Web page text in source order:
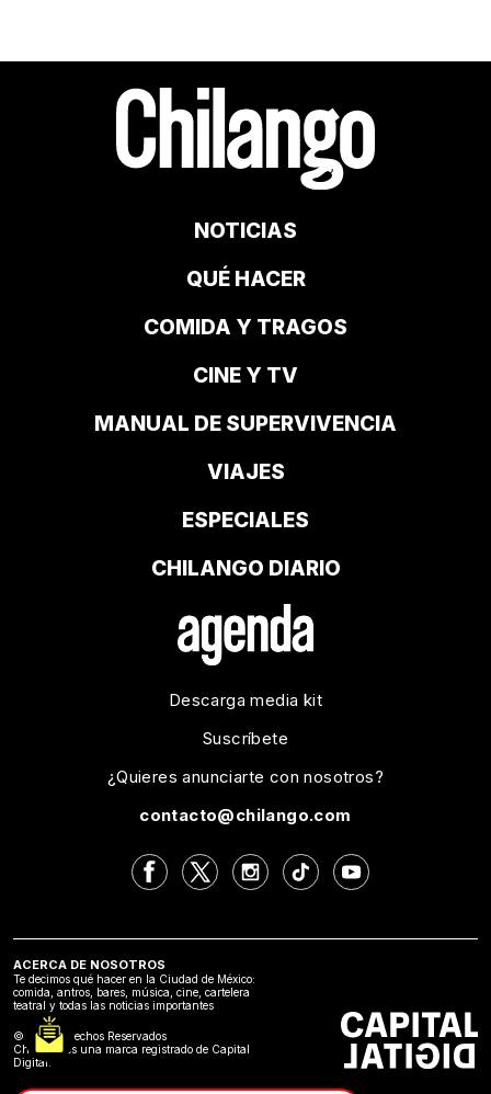
NOTICIAS
QUÉ HACER
COMIDA Y TRAGOS
CINE Y TV
MANUAL DE SUPERVIVENCIA
VIAJES
ESPECIALES
CHILANGO DIARIO
Descarga media kit
Suscríbete
¿Quieres anunciarte con nosotros?
contacto@chilango.com
ACERCA DE NOSOTROS
Te decimos qué hacer en la Ciudad de México:
comida, antros, bares, música, cine, cartelera
teatral y todas las noticias importantes
©2024 Derechos Reservados
Chilango es una marca registrado de Capital
Digital.